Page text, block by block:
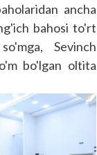
ancha
bahosi to'rt
Sevinch
bo'lgan oltita